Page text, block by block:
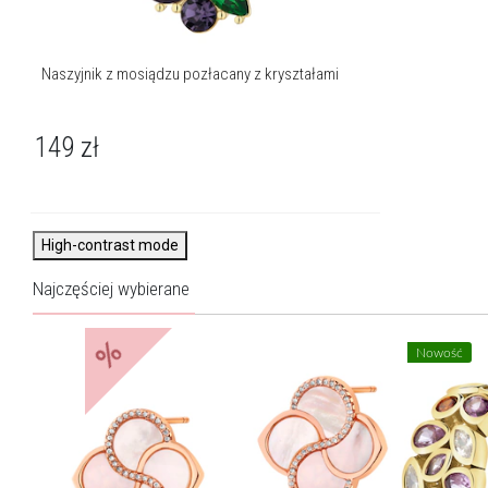
Naszyjnik z mosiądzu pozłacany z kryształami
149 zł
High-contrast mode
Najczęściej wybierane
% Nowość